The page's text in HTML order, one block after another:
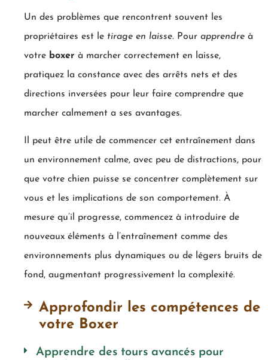
Un des problèmes que rencontrent souvent les
propriétaires est le tirage en laisse. Pour apprendre à
votre boxer à marcher correctement en laisse,
pratiquez la constance avec des arrêts nets et des
directions inversées pour leur faire comprendre que
marcher calmement a ses avantages.
Il peut être utile de commencer cet entraînement dans
un environnement calme, avec peu de distractions, pour
que votre chien puisse se concentrer complètement sur
vous et les implications de son comportement. À
mesure qu’il progresse, commencez à introduire de
nouveaux éléments à l’entraînement comme des
environnements plus dynamiques ou de légers bruits de
fond, augmentant progressivement la complexité.
Approfondir les compétences de
votre Boxer
Apprendre des tours avancés pour